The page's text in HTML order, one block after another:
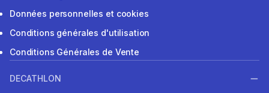
Données personnelles et cookies
Conditions générales d'utilisation
Conditions Générales de Vente
DECATHLON